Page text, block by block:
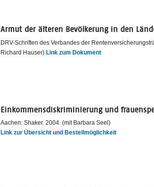
Armut der älteren Bevölkerung in den
DRV-Schriften des Verbandes der
Richard Hauser) Link zum Dokument
Einkommensdiskriminierung und
Aachen: Shaker. 2004. (mit Barbara Seel)
Link zur Übersicht und Bestellmöglichkeit